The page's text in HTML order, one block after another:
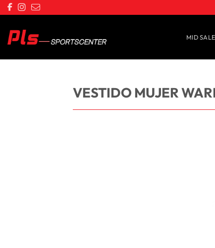
Saltar
al
contenido
MID SALE
VESTIDO MUJER